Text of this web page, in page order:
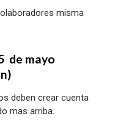
misma
de mayo
deben crear cuenta
mas arriba.